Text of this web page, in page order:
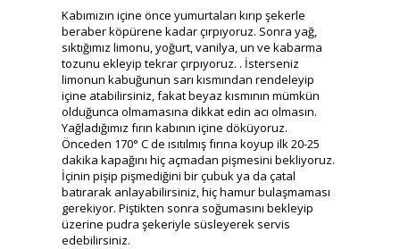
Kabımızın içine önce yumurtaları kırıp şekerle
beraber köpürene kadar çırpıyoruz. Sonra yağ,
sıktığımız limonu, yoğurt, vanilya, un ve kabarma
tozunu ekleyip tekrar çırpıyoruz. . İsterseniz
limonun kabuğunun sarı kısmından rendeleyip
içine atabilirsiniz, fakat beyaz kısmının mümkün
olduğunca olmamasına dikkat edin acı olmasın.
Yağladığımız fırın kabının içine döküyoruz.
Önceden 170° C de ısıtılmış fırına koyup ilk 20-25
dakika kapağını hiç açmadan pişmesini bekliyoruz.
İçinin pişip pişmediğini bir çubuk ya da çatal
batırarak anlayabilirsiniz, hiç hamur bulaşmaması
gerekiyor. Piştikten sonra soğumasını bekleyip
üzerine pudra şekeriyle süsleyerek servis
edebilirsiniz.